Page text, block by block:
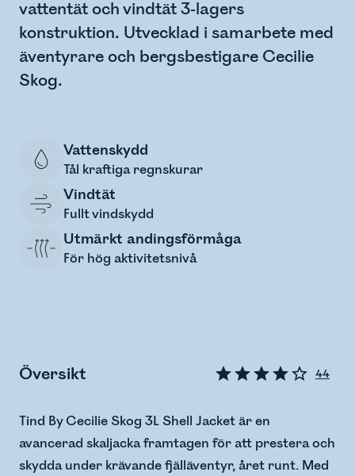
vattentät och vindtät 3-lagers
konstruktion. Utvecklad i samarbete med
äventyrare och bergsbestigare Cecilie
Skog.
Vattenskydd
Tål kraftiga regnskurar
Vindtät
Fullt vindskydd
Utmärkt andingsförmåga
För hög aktivitetsnivå
Översikt 44
Tind By Cecilie Skog 3L Shell Jacket är en
avancerad skaljacka framtagen för att prestera och
skydda under krävande fjälläventyr, året runt. Med